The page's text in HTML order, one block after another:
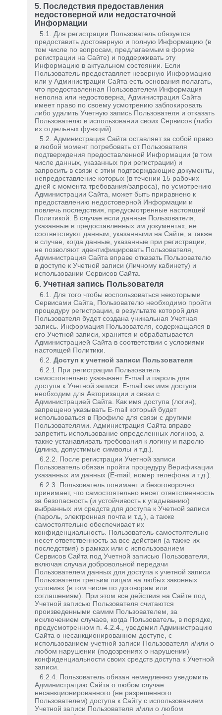
5. Последствия предоставления
недостоверной или недостаточной
Информации
5.1. Для регистрации Пользователь обязуется
предоставить достоверную и полную Информацию (в
том числе по вопросам, предлагаемым в форме
регистрации на Сайте) и поддерживать эту
Информацию в актуальном состоянии. Если
Пользователь предоставляет неверную Информацию
или у Администрации Сайта есть основания полагать,
что предоставленная Пользователем Информация
неполна или недостоверна, Администрация Сайта
имеет право по своему усмотрению заблокировать
либо удалить Учетную запись Пользователя и отказать
Пользователю в использовании своих Сервисов (либо
их отдельных функций).
5.2. Администрация Сайта оставляет за собой право
в любой момент потребовать от Пользователя
подтверждения предоставленной Информации (в том
числе данных, указанных при регистрации) и
запросить в связи с этим подтверждающие документы,
непредоставление которых (в течении 15 рабочих
дней с момента требования/запроса), по усмотрению
Администрации Сайта, может быть приравнено к
предоставлению недостоверной Информации и
повлечь последствия, предусмотренные настоящей
Политикой. В случае если данные Пользователя,
указанные в предоставленных им документах, не
соответствуют данным, указанными на Сайте, а также
в случае, когда данные, указанные при регистрации,
не позволяют идентифицировать Пользователя,
Администрация Сайта вправе отказать Пользователю
в доступе к Учетной записи (Личному кабинету) и
использовании Сервисов Сайта.
6. Учетная запись Пользователя
6.1. Для того чтобы воспользоваться некоторыми
Сервисами Сайта, Пользователю необходимо пройти
процедуру регистрации, в результате которой для
Пользователя будет создана уникальная Учетная
запись. Информация Пользователя, содержащаяся в
его Учетной записи, хранится и обрабатывается
Администрацией Сайта в соответствии с условиями
настоящей Политики.
6.2. Доступ к учетной записи Пользователя
6.2.1 При регистрации Пользователь
самостоятельно указывает E-mail и пароль для
доступа к Учетной записи. E-mail как имя доступа
необходим для Авторизации и связи с
Администрацией Сайта. Как имя доступа (логин),
запрещено указывать E-mail который будет
использоваться в Профиле для связи с другими
Пользователями. Администрация Сайта вправе
запретить использование определенных логинов, а
также устанавливать требования к логину и паролю
(длина, допустимые символы и т.д.).
6.2.2. После регистрации Учетной записи
Пользователь обязан пройти процедуру Верификации
указанных им данных (E-mail, номер телефона и т.д.).
6.2.3. Пользователь понимает и безоговорочно
принимает, что самостоятельно несет ответственность
за безопасность (и устойчивость к угадыванию)
выбранных им средств для доступа к Учетной записи
(пароль, электронная почта и т.д.), а также
самостоятельно обеспечивает их
конфиденциальность. Пользователь самостоятельно
несет ответственность за все действия (а также их
последствия) в рамках или с использованием
Сервисов Сайта под Учетной записью Пользователя,
включая случаи добровольной передачи
Пользователем данных для доступа к учетной записи
Пользователя третьим лицам на любых законных
условиях (в том числе по договорам или
соглашениям). При этом все действия на Сайте под
Учетной записью Пользователя считаются
произведенными самим Пользователем, за
исключением случаев, когда Пользователь, в порядке,
предусмотренном п. 4.2.4., уведомил Администрацию
Сайта о несанкционированном доступе, с
использованием учетной записи Пользователя и/или о
любом нарушении (подозрениях о нарушении)
конфиденциальности своих средств доступа к Учетной
записи.
6.2.4. Пользователь обязан немедленно уведомить
Администрацию Сайта о любом случае
несанкционированного (не разрешенного
Пользователем) доступа к Сайту с использованием
Учетной записи Пользователя и/или о любом